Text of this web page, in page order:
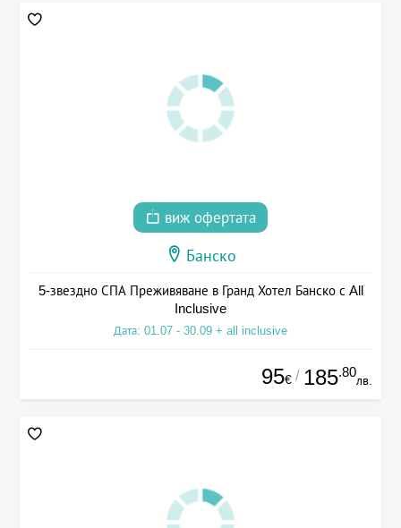
виж офертата
Банско
5-звездно СПА Преживяване в Гранд Хотел Банско с All
Inclusive
Дата: 01.07 - 30.09 + all inclusive
95€ / 185.80
лв.